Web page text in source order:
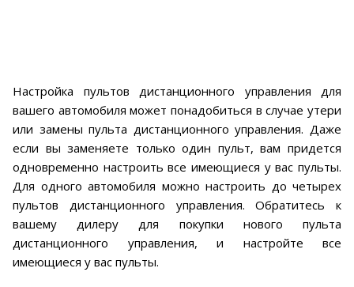
Настройка пультов дистанционного управления для
вашего автомобиля может понадобиться в случае утери
или замены пульта дистанционного управления. Даже
если вы заменяете только один пульт, вам придется
одновременно настроить все имеющиеся у вас пульты.
Для одного автомобиля можно настроить до четырех
пультов дистанционного управления. Обратитесь к
вашему дилеру для покупки нового пульта
дистанционного управления, и настройте все
имеющиеся у вас пульты.